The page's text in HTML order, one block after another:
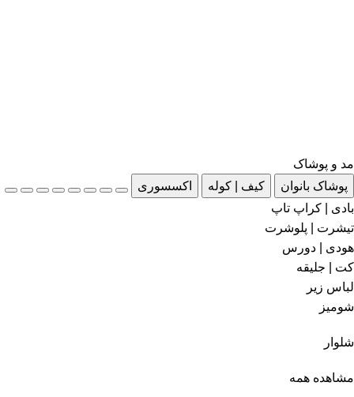
مد و پوشاک
پوشاک بانوان
کیف | کوله
اکسسوری
بادی | کراپ تاپ
تیشرت | پلوشرت
هودی | دورس
کت | جلیقه
لباس زیر
شومیز
شلوار
مشاهده همه